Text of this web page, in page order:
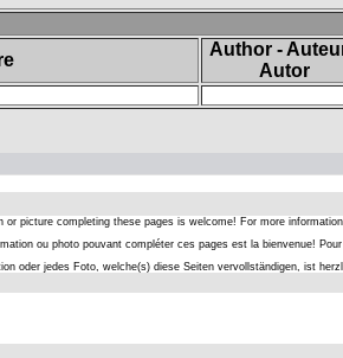
Author -
Autor
picture completing these pages is welcome! For more
ou photo pouvant compléter ces pages est la bienvenue!
oder jedes Foto, welche(s) diese Seiten vervollständigen, ist